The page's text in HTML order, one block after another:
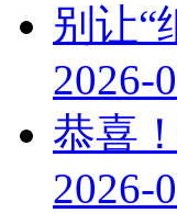
别让“
2026-
恭喜
2026-